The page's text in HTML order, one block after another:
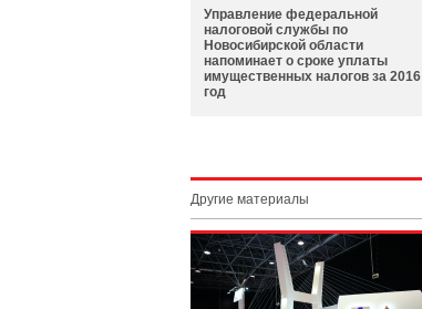
Управление федеральной
налоговой службы по
Новосибирской области
напоминает о сроке уплаты
имущественных налогов за 2016
год
Другие материалы